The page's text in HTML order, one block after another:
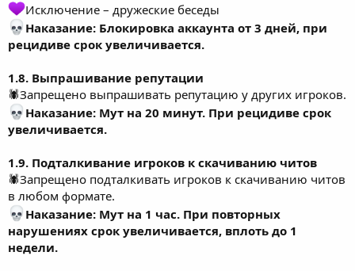
Исключение – дружеские беседы
Наказание: Блокировка аккаунта от 3 дней, при
рецидиве срок увеличивается.
1.8. Выпрашивание репутации
🕷Запрещено выпрашивать репутацию у других игроков.
Наказание: Мут на 20 минут. При рецидиве срок
увеличивается.
1.9. Подталкивание игроков к скачиванию читов
🕷Запрещено подталкивать игроков к скачиванию читов
в любом формате.
Наказание: Мут на 1 час. При повторных
нарушениях срок увеличивается, вплоть до 1
недели.